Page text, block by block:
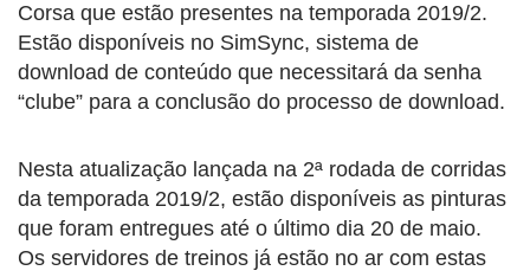
Corsa que estão presentes na temporada 2019/2.
Estão disponíveis no SimSync, sistema de
download de conteúdo que necessitará da senha
“clube” para a conclusão do processo de download.
Nesta atualização lançada na 2ª rodada de corridas
da temporada 2019/2, estão disponíveis as pinturas
que foram entregues até o último dia 20 de maio.
Os servidores de treinos já estão no ar com estas